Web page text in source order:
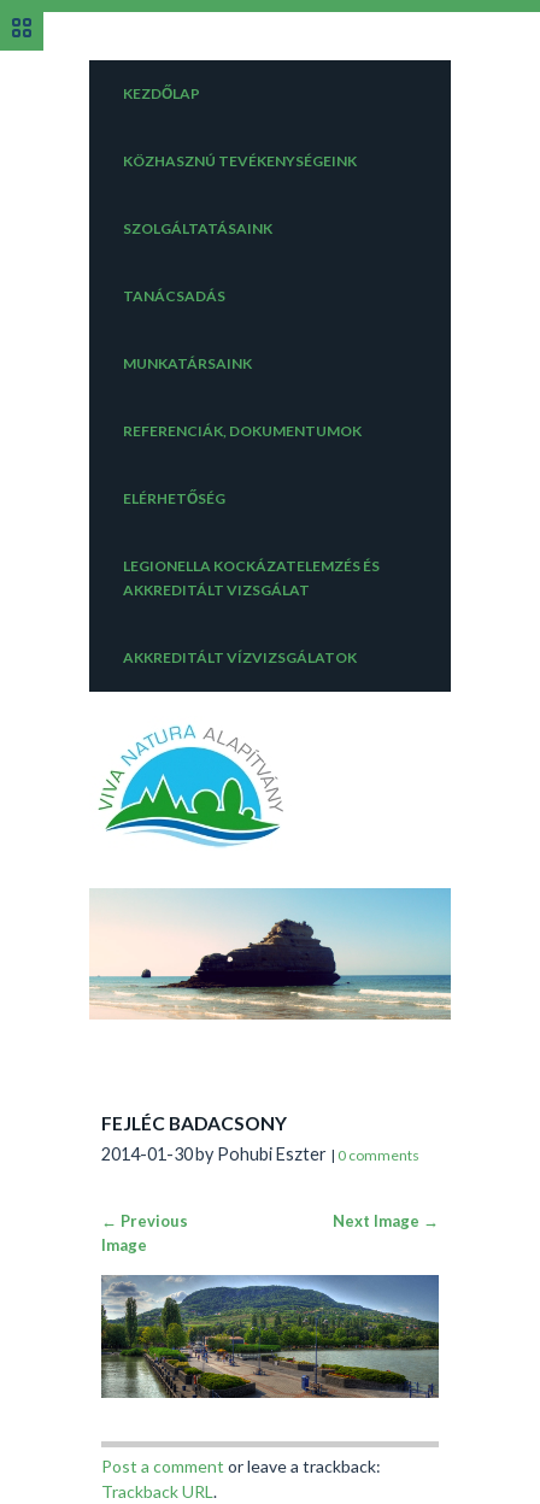
KEZDŐLAP
KÖZHASZNÚ TEVÉKENYSÉGEINK
SZOLGÁLTATÁSAINK
TANÁCSADÁS
MUNKATÁRSAINK
REFERENCIÁK, DOKUMENTUMOK
ELÉRHETŐSÉG
LEGIONELLA KOCKÁZATELEMZÉS ÉS
AKKREDITÁLT VIZSGÁLAT
AKKREDITÁLT VÍZVIZSGÁLATOK
FEJLÉC BADACSONY
2014-01-30by Pohubi Eszter | 0 comments
← Previous
Image
Next Image →
Post a comment or leave a trackback:
Trackback URL.